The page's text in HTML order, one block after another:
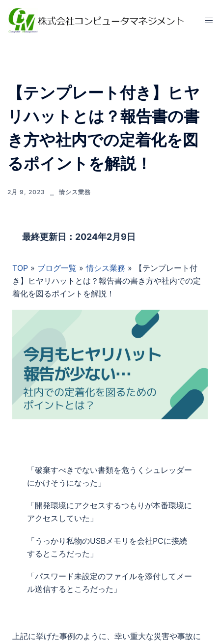
【テンプレート付き】ヒヤ
リハットとは？報告書の書
き方や社内での定着化を図
るポイントを解説！
2月 9, 2023 情シス業務
最終更新日：2024年2月9日
TOP » ブログ一覧 » 情シス業務 » 【テンプレート付
き】ヒヤリハットとは？報告書の書き方や社内での定
着化を図るポイントを解説！
「破棄すべきでない書類を危うくシュレッダー
にかけそうになった」
「開発環境にアクセスするつもりが本番環境に
アクセスしていた」
「うっかり私物のUSBメモリを会社PCに接続
するところだった」
「パスワード未設定のファイルを添付してメー
ル送信するところだった」
上記に挙げた事例のように、幸い重大な災害や事故に